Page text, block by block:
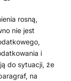
rosną,
nie jest
i
do sytuacji, że
na